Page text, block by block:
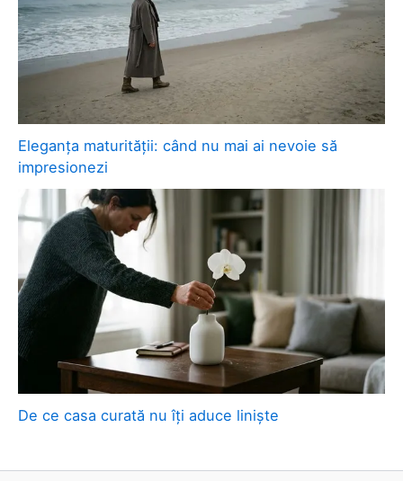
Eleganța maturității: când nu mai ai nevoie să
impresionezi
De ce casa curată nu îți aduce liniște